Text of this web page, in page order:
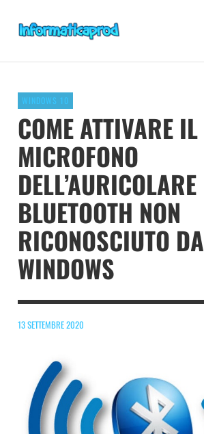
WINDOWS 10
COME ATTIVARE IL
MICROFONO
DELL’AURICOLARE
BLUETOOTH NON
RICONOSCIUTO DA
WINDOWS
13 SETTEMBRE 2020